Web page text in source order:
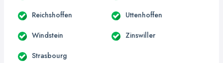
Reichshoffen Uttenhoffen
Windstein Zinswiller
Strasbourg